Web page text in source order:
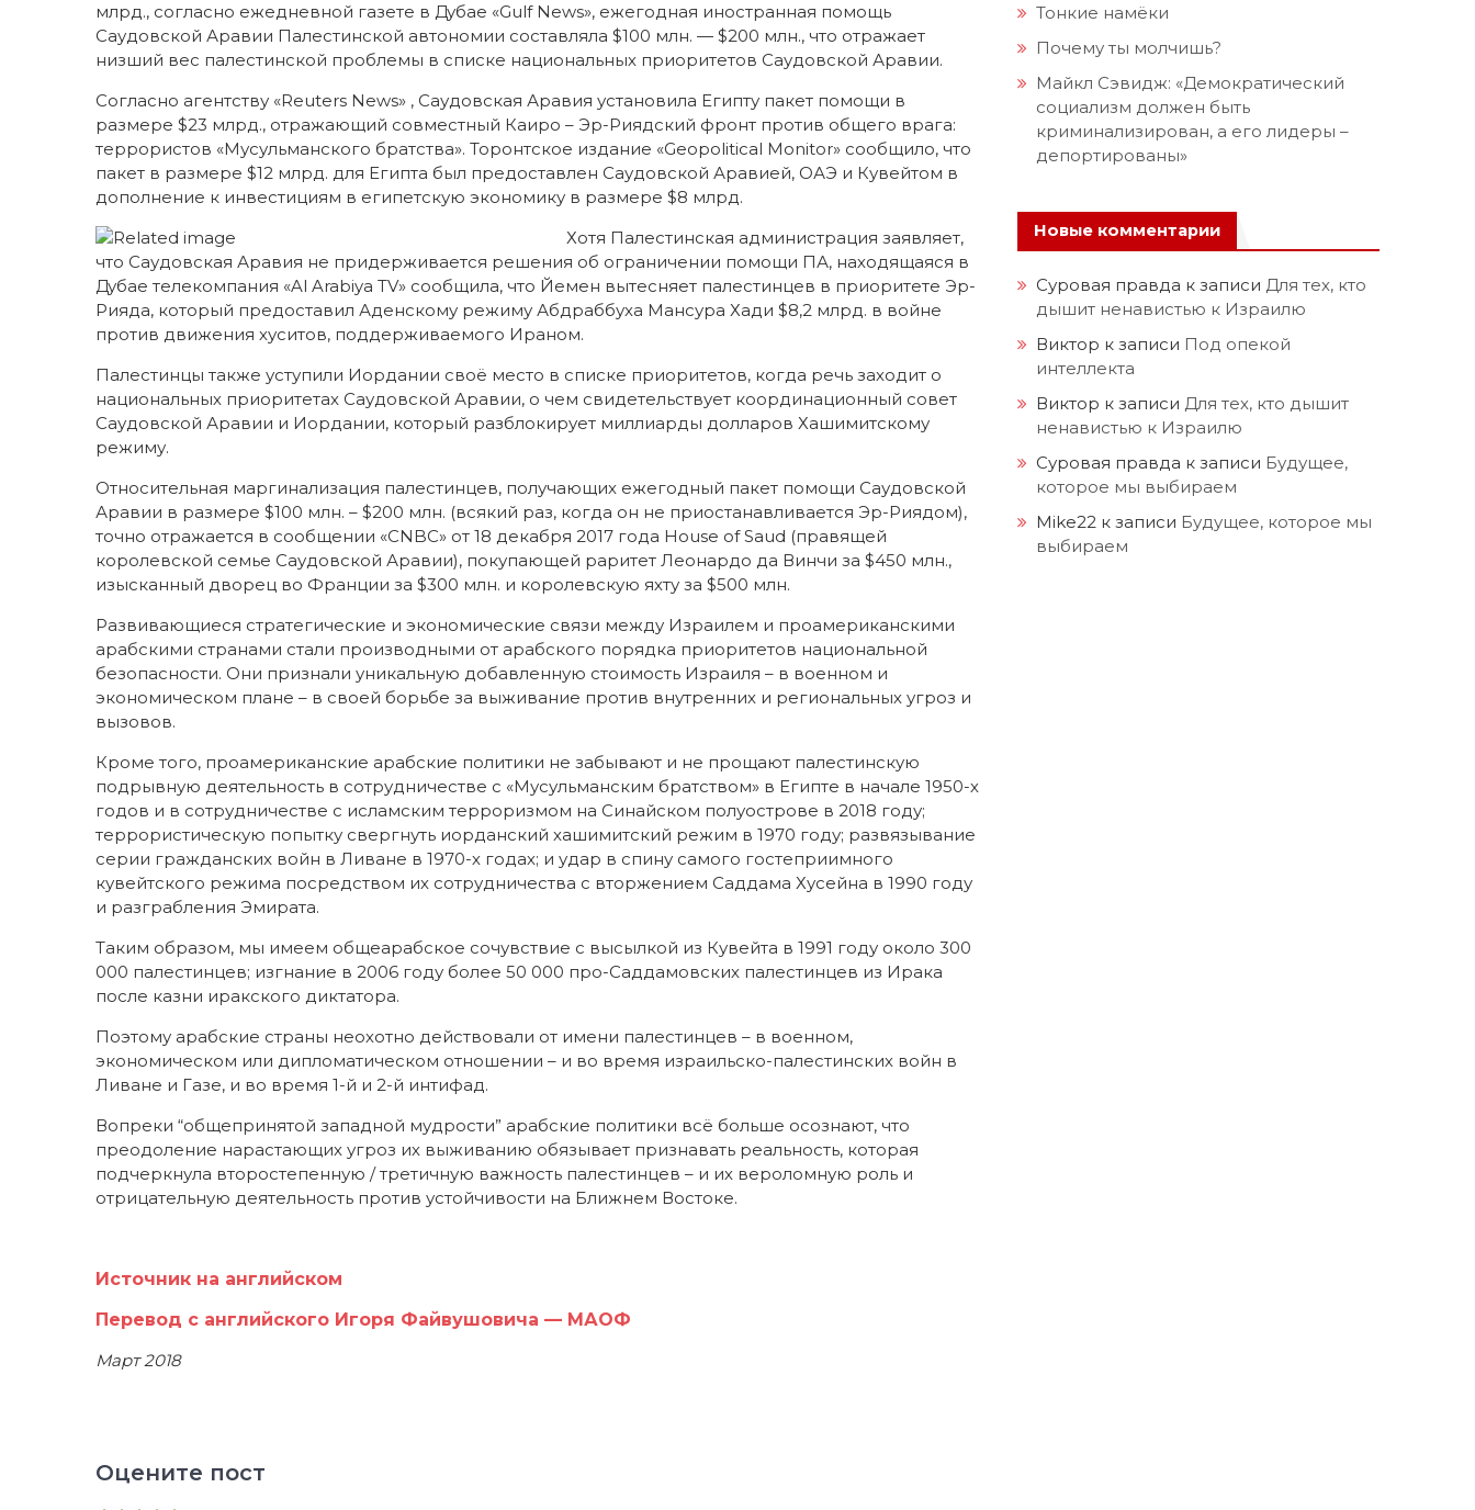
млрд., согласно ежедневной газете в Дубае «Gulf News», ежегодная иностранная помощь
Саудовской Аравии Палестинской автономии составляла $100 млн. — $200 млн., что отражает
низший вес палестинской проблемы в списке национальных приоритетов Саудовской Аравии.
Согласно агентству «Reuters News» , Саудовская Аравия установила Египту пакет помощи в
размере $23 млрд., отражающий совместный Каиро – Эр-Риядский фронт против общего врага:
террористов «Мусульманского братства». Торонтское издание «Geopolitical Monitor» сообщило, что
пакет в размере $12 млрд. для Египта был предоставлен Саудовской Аравией, ОАЭ и Кувейтом в
дополнение к инвестициям в египетскую экономику в размере $8 млрд.
Хотя Палестинская администрация заявляет,
что Саудовская Аравия не придерживается решения об ограничении помощи ПА, находящаяся в
Дубае телекомпания «Al Arabiya TV» сообщила, что Йемен вытесняет палестинцев в приоритете Эр-
Рияда, который предоставил Аденскому режиму Абдраббуха Мансура Хади $8,2 млрд. в войне
против движения хуситов, поддерживаемого Ираном.
Палестинцы также уступили Иордании своё место в списке приоритетов, когда речь заходит о
национальных приоритетах Саудовской Аравии, о чем свидетельствует координационный совет
Саудовской Аравии и Иордании, который разблокирует миллиарды долларов Хашимитскому
режиму.
Относительная маргинализация палестинцев, получающих ежегодный пакет помощи Саудовской
Аравии в размере $100 млн. – $200 млн. (всякий раз, когда он не приостанавливается Эр-Риядом),
точно отражается в сообщении «CNBC» от 18 декабря 2017 года House of Saud (правящей
королевской семье Саудовской Аравии), покупающей раритет Леонардо да Винчи за $450 млн.,
изысканный дворец во Франции за $300 млн. и королевскую яхту за $500 млн.
Развивающиеся стратегические и экономические связи между Израилем и проамериканскими
арабскими странами стали производными от арабского порядка приоритетов национальной
безопасности. Они признали уникальную добавленную стоимость Израиля – в военном и
экономическом плане – в своей борьбе за выживание против внутренних и региональных угроз и
вызовов.
Кроме того, проамериканские арабские политики не забывают и не прощают палестинскую
подрывную деятельность в сотрудничестве с «Мусульманским братством» в Египте в начале 1950-х
годов и в сотрудничестве с исламским терроризмом на Синайском полуострове в 2018 году;
террористическую попытку свергнуть иорданский хашимитский режим в 1970 году; развязывание
серии гражданских войн в Ливане в 1970-х годах; и удар в спину самого гостеприимного
кувейтского режима посредством их сотрудничества с вторжением Саддама Хусейна в 1990 году
и разграбления Эмирата.
Таким образом, мы имеем общеарабское сочувствие с высылкой из Кувейта в 1991 году около 300
000 палестинцев; изгнание в 2006 году более 50 000 про-Саддамовских палестинцев из Ирака
после казни иракского диктатора.
Поэтому арабские страны неохотно действовали от имени палестинцев – в военном,
экономическом или дипломатическом отношении – и во время израильско-палестинских войн в
Ливане и Газе, и во время 1-й и 2-й интифад.
Вопреки “общепринятой западной мудрости” арабские политики всё больше осознают, что
преодоление нарастающих угроз их выживанию обязывает признавать реальность, которая
подчеркнула второстепенную / третичную важность палестинцев – и их вероломную роль и
отрицательную деятельность против устойчивости на Ближнем Востоке.
Источник на английском
Перевод с английского Игоря Файвушовича — МАОФ
Март 2018
Оцените пост
Тонкие намёки
Почему ты молчишь?
Майкл Сэвидж: «Демократический
социализм должен быть
криминализирован, а его лидеры –
депортированы»
Новые комментарии
Суровая правда к записи Для тех, кто
дышит ненавистью к Израилю
Виктор к записи Под опекой
интеллекта
Виктор к записи Для тех, кто дышит
ненавистью к Израилю
Суровая правда к записи Будущее,
которое мы выбираем
Mike22 к записи Будущее, которое мы
выбираем